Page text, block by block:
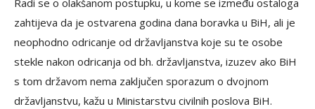
Radi se o olakšanom postupku, u kome se između ostaloga
zahtijeva da je ostvarena godina dana boravka u BiH, ali je
neophodno odricanje od državljanstva koje su te osobe
stekle nakon odricanja od bh. državljanstva, izuzev ako BiH
s tom državom nema zaključen sporazum o dvojnom
državljanstvu, kažu u Ministarstvu civilnih poslova BiH.